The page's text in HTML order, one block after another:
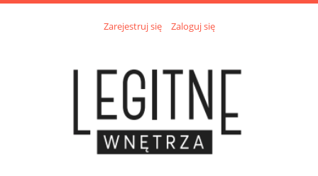
Zarejestruj się Zaloguj się